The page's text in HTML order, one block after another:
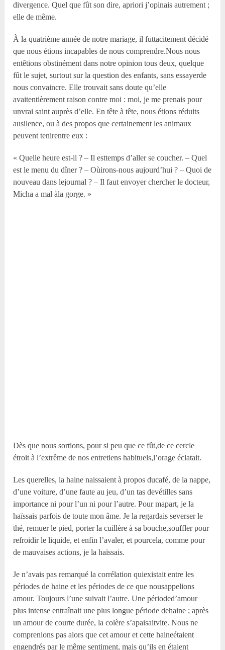
divergence. Quel que fût son dire, apriori j’opinais autrement ;
elle de même.
À la quatrième année de notre mariage, il futtacitement décidé
que nous étions incapables de nous comprendre.Nous nous
entêtions obstinément dans notre opinion tous deux, quelque
fût le sujet, surtout sur la question des enfants, sans essayerde
nous convaincre. Elle trouvait sans doute qu’elle
avaitentièrement raison contre moi : moi, je me prenais pour
unvrai saint auprès d’elle. En tête à tête, nous étions réduits
ausilence, ou à des propos que certainement les animaux
peuvent tenirentre eux :
« Quelle heure est-il ? – Il esttemps d’aller se coucher. – Quel
est le menu du dîner ? – Oùirons-nous aujourd’hui ? – Quoi de
nouveau dans lejournal ? – Il faut envoyer chercher le docteur,
Micha a mal àla gorge. »
Dès que nous sortions, pour si peu que ce fût,de ce cercle
étroit à l’extrême de nos entretiens habituels,l’orage éclatait.
Les querelles, la haine naissaient à propos ducafé, de la nappe,
d’une voiture, d’une faute au jeu, d’un tas devétilles sans
importance ni pour l’un ni pour l’autre. Pour mapart, je la
haïssais parfois de toute mon âme. Je la regardais severser le
thé, remuer le pied, porter la cuillère à sa bouche,souffler pour
refroidir le liquide, et enfin l’avaler, et pourcela, comme pour
de mauvaises actions, je la haïssais.
Je n’avais pas remarqué la corrélation quiexistait entre les
périodes de haine et les périodes de ce que nousappelions
amour. Toujours l’une suivait l’autre. Une périoded’amour
plus intense entraînait une plus longue période dehaine ; après
un amour de courte durée, la colère s’apaisaitvite. Nous ne
comprenions pas alors que cet amour et cette haineétaient
engendrés par le même sentiment, mais qu’ils en étaient